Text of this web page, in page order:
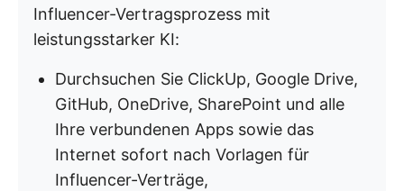
Influencer-Vertragsprozess mit
leistungsstarker KI:
Durchsuchen Sie ClickUp, Google Drive,
GitHub, OneDrive, SharePoint und alle
Ihre verbundenen Apps sowie das
Internet sofort nach Vorlagen für
Influencer-Verträge,